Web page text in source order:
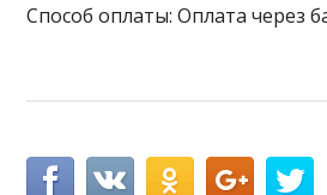
Способ оплаты: Оплата через